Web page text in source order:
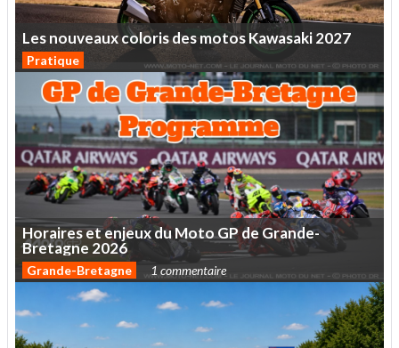
LesnouveauxcolorisdesmotosKawasaki2027
Pratique
HorairesetenjeuxduMotoGPdeGrande-
Bretagne 2026
Grande-Bretagne 1 commentaire